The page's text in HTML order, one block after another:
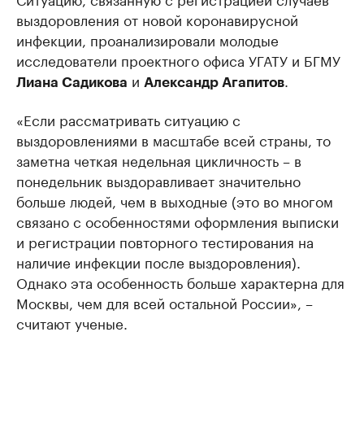
выздоровления от новой коронавирусной
инфекции, проанализировали молодые
исследователи проектного офиса УГАТУ и БГМУ
Лиана Садикова и Александр Агапитов.
«Если рассматривать ситуацию с
выздоровлениями в масштабе всей страны, то
заметна четкая недельная цикличность – в
понедельник выздоравливает значительно
больше людей, чем в выходные (это во многом
связано с особенностями оформления выписки
и регистрации повторного тестирования на
наличие инфекции после выздоровления).
Однако эта особенность больше характерна для
Москвы, чем для всей остальной России», –
считают ученые.